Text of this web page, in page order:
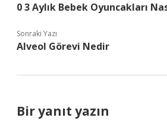
0 3 Aylık Bebek Oyuncakları
Sonraki Yazı
Alveol Görevi Nedir
Bir yanıt yazın